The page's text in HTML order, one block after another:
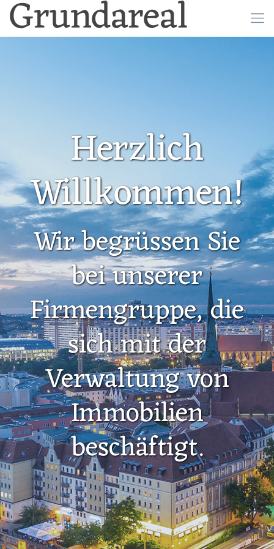
Grundareal
Herzlich
Willkommen!
Wir begrüssen Sie
bei unserer
Firmengruppe, die
sich mit der
Verwaltung von
Immobilien
beschäftigt.